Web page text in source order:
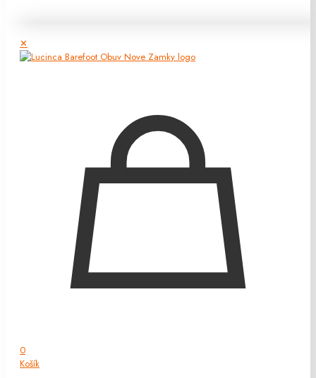
✕
0
Košík